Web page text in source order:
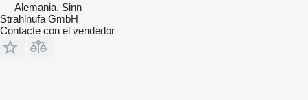
Alemania, Sinn
Strahlnufa GmbH
Contacte con el vendedor